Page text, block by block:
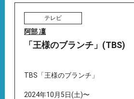
テレビ
阿部 凜
「王様のブランチ」(TBS)
TBS「王様のブランチ」
2024年10月5日(土)〜